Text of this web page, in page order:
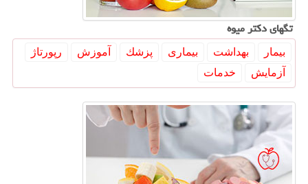
تگهای دكتر میوه
بیمار بهداشت بیماری پزشك آموزش
رپورتاژ
آزمایش
خدمات